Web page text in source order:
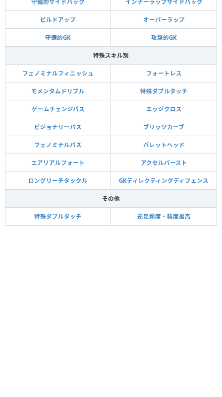
守備的サイドバック インナーラップサイドバック
ビルドアップ オーバーラップ
守備的GK 攻撃的GK
特殊スキル別
フェノミナルフィニッシュ フォートレス
モメンタムドリブル 特殊ダブルタッチ
ゲームチェンジパス エッジクロス
ビジョナリーパス ブリッツカーブ
フェノミナルパス バレットヘッド
エアリアルフォート アクセルバースト
ロングリーチタックル GKディレクティングディフェンス
その他
特殊ダブルタッチ 逆足頻度・精度最高